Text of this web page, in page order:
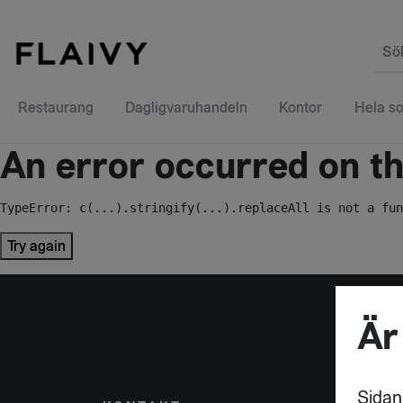
Restaurang Dagligvaruhandeln Kontor Hela
An error occurred on
TypeError: c(...).stringify(...).replaceAll is not a
Try again